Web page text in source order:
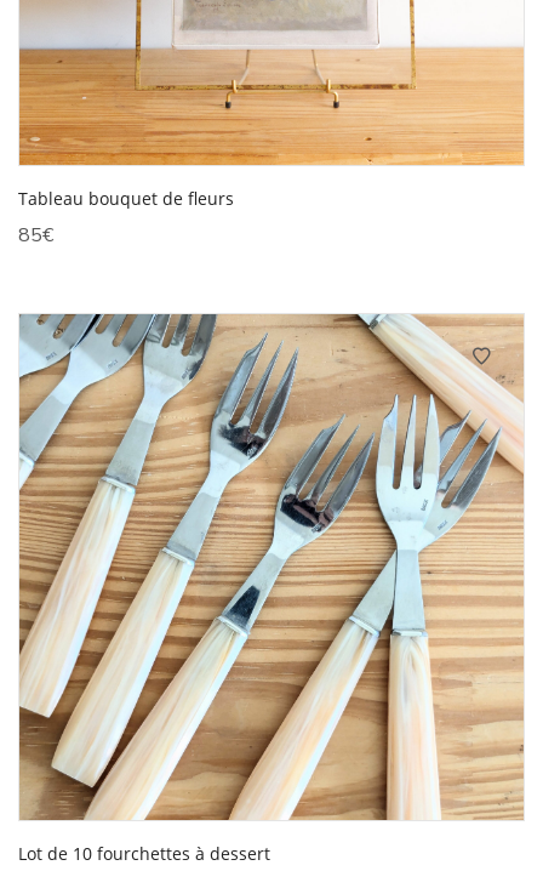
Tableau bouquet de fleurs
85€
Lot de 10 fourchettes à dessert